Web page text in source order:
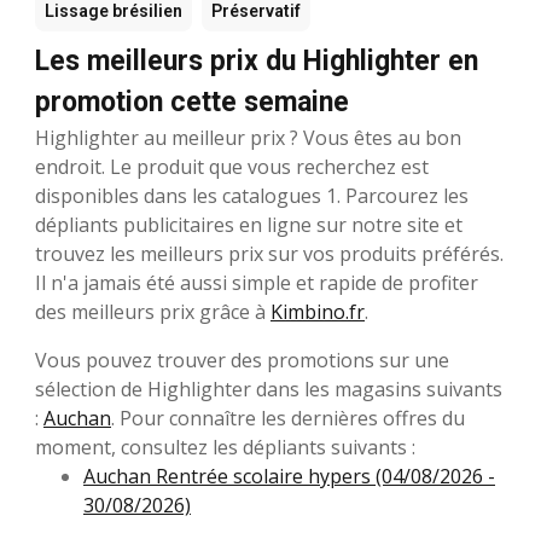
Lissage brésilien Préservatif
Les meilleurs prix du Highlighter en
promotion cette semaine
Highlighter au meilleur prix ? Vous êtes au bon
endroit. Le produit que vous recherchez est
disponibles dans les catalogues 1. Parcourez les
dépliants publicitaires en ligne sur notre site et
trouvez les meilleurs prix sur vos produits préférés.
Il n'a jamais été aussi simple et rapide de profiter
des meilleurs prix grâce à Kimbino.fr.
Vous pouvez trouver des promotions sur une
sélection de Highlighter dans les magasins suivants
: Auchan. Pour connaître les dernières offres du
moment, consultez les dépliants suivants :
Auchan Rentrée scolaire hypers (04/08/2026 -
30/08/2026)